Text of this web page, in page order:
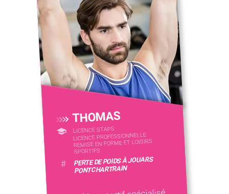
THOMAS
LICENCE STAPS
LICENCE PROFESSIONNELLE
REMISE EN FORME ET LOISIRS
SPORTIFS
# PERTE DE POIDS À JOUARS
PONTCHARTRAIN